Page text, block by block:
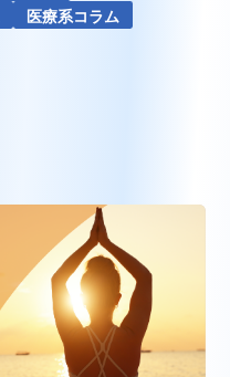
医療系コラム